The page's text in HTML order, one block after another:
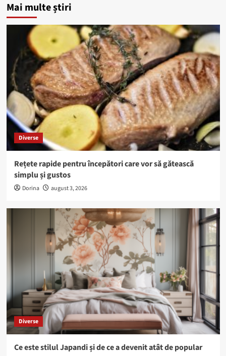
Mai multe știri
Diverse
Rețete rapide pentru începători care vor să gătească
simplu și gustos
Dorina august 3, 2026
Diverse
Ce este stilul Japandi și de ce a devenit atât de popular